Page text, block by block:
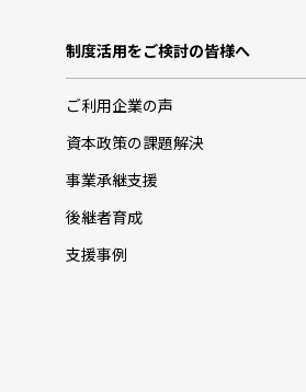
制度活用をご検討の皆様へ
ご利用企業の声
資本政策の課題解決
事業承継支援
後継者育成
支援事例